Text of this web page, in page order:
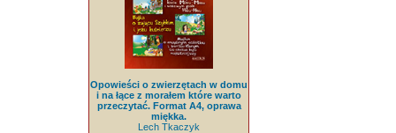
Opowieści o zwierzętach w domu
i na łące z morałem które warto
przeczytać. Format A4, oprawa
miękka.
Lech Tkaczyk